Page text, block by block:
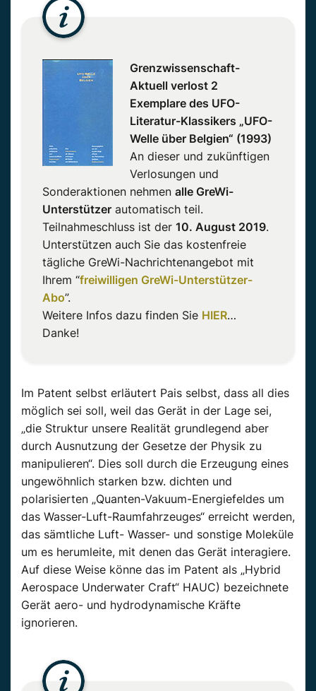
Grenzwissenschaft-
Aktuell verlost 2
Exemplare des UFO-
Literatur-Klassikers „UFO-
Welle über Belgien“ (1993)
An dieser und zukünftigen
Verlosungen und
Sonderaktionen nehmen alle GreWi-
Unterstützer automatisch teil.
Teilnahmeschluss ist der 10. August 2019.
Unterstützen auch Sie das kostenfreie
tägliche GreWi-Nachrichtenangebot mit
Ihrem “freiwilligen GreWi-Unterstützer-
Abo”.
Weitere Infos dazu finden Sie HIER…
Danke!
Im Patent selbst erläutert Pais selbst, dass all dies
möglich sei soll, weil das Gerät in der Lage sei,
„die Struktur unsere Realität grundlegend aber
durch Ausnutzung der Gesetze der Physik zu
manipulieren“. Dies soll durch die Erzeugung eines
ungewöhnlich starken bzw. dichten und
polarisierten „Quanten-Vakuum-Energiefeldes um
das Wasser-Luft-Raumfahrzeuges“ erreicht werden,
das sämtliche Luft- Wasser- und sonstige Moleküle
um es herumleite, mit denen das Gerät interagiere.
Auf diese Weise könne das im Patent als „Hybrid
Aerospace Underwater Craft“ HAUC) bezeichnete
Gerät aero- und hydrodynamische Kräfte
ignorieren.